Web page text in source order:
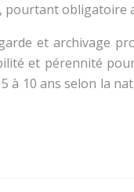
obligatoire
et archivage
et pérennité
10 ans selon la